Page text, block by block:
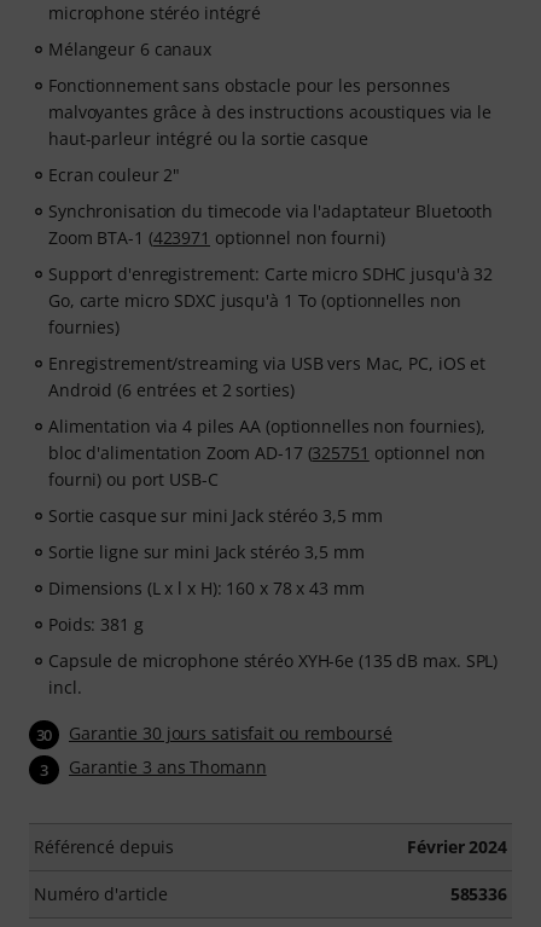
microphone stéréo intégré
Mélangeur 6 canaux
Fonctionnement sans obstacle pour les personnes
malvoyantes grâce à des instructions acoustiques via le
haut-parleur intégré ou la sortie casque
Ecran couleur 2"
Synchronisation du timecode via l'adaptateur Bluetooth
Zoom BTA-1 (423971 optionnel non fourni)
Support d'enregistrement: Carte micro SDHC jusqu'à 32
Go, carte micro SDXC jusqu'à 1 To (optionnelles non
fournies)
Enregistrement/streaming via USB vers Mac, PC, iOS et
Android (6 entrées et 2 sorties)
Alimentation via 4 piles AA (optionnelles non fournies),
bloc d'alimentation Zoom AD-17 (325751 optionnel non
fourni) ou port USB-C
Sortie casque sur mini Jack stéréo 3,5 mm
Sortie ligne sur mini Jack stéréo 3,5 mm
Dimensions (L x l x H): 160 x 78 x 43 mm
Poids: 381 g
Capsule de microphone stéréo XYH-6e (135 dB max. SPL)
incl.
30 Garantie 30 jours satisfait ou remboursé
3 Garantie 3 ans Thomann
Référencé depuis Février 2024
Numéro d'article 585336